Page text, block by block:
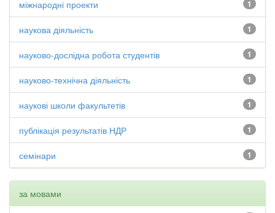
1
міжнародні проекти
1
наукова діяльність
1
науково-дослідна робота студентів
1
науково-технічна діяльність
1
наукові школи факультетів
1
публікація результатів НДР
1
семінари
за мовами